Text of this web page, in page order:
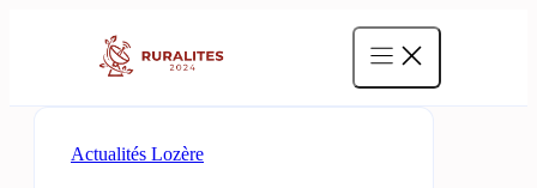
Actualités Lozère